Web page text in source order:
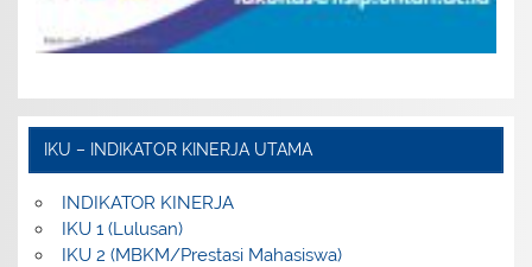
IKU – INDIKATOR KINERJA UTAMA
INDIKATOR KINERJA
IKU 1 (Lulusan)
IKU 2 (MBKM/Prestasi Mahasiswa)